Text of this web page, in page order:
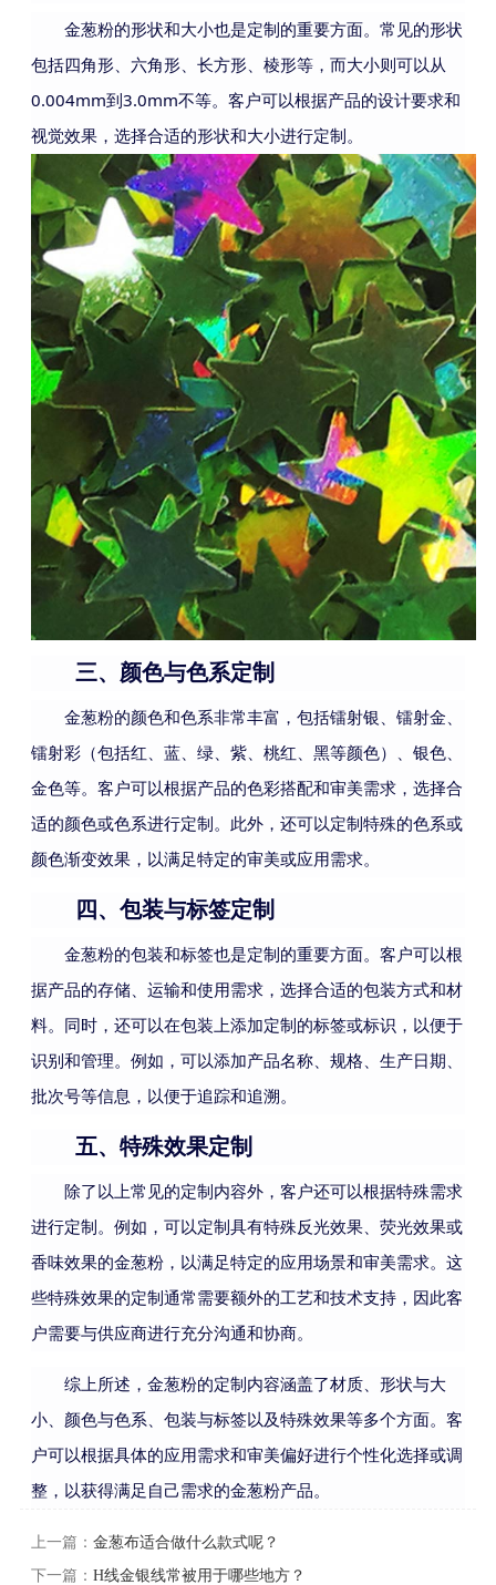
金葱粉的形状和大小也是定制的重要方面。常见的形状
包括四角形、六角形、长方形、棱形等，而大小则可以从
0.004mm到3.0mm不等。客户可以根据产品的设计要求和
视觉效果，选择合适的形状和大小进行定制。
三、颜色与色系定制
金葱粉的颜色和色系非常丰富，包括镭射银、镭射金、
镭射彩（包括红、蓝、绿、紫、桃红、黑等颜色）、银色、
金色等。客户可以根据产品的色彩搭配和审美需求，选择合
适的颜色或色系进行定制。此外，还可以定制特殊的色系或
颜色渐变效果，以满足特定的审美或应用需求。
四、包装与标签定制
金葱粉的包装和标签也是定制的重要方面。客户可以根
据产品的存储、运输和使用需求，选择合适的包装方式和材
料。同时，还可以在包装上添加定制的标签或标识，以便于
识别和管理。例如，可以添加产品名称、规格、生产日期、
批次号等信息，以便于追踪和追溯。
五、特殊效果定制
除了以上常见的定制内容外，客户还可以根据特殊需求
进行定制。例如，可以定制具有特殊反光效果、荧光效果或
香味效果的金葱粉，以满足特定的应用场景和审美需求。这
些特殊效果的定制通常需要额外的工艺和技术支持，因此客
户需要与供应商进行充分沟通和协商。
综上所述，金葱粉的定制内容涵盖了材质、形状与大
小、颜色与色系、包装与标签以及特殊效果等多个方面。客
户可以根据具体的应用需求和审美偏好进行个性化选择或调
整，以获得满足自己需求的金葱粉产品。
上一篇： 金葱布适合做什么款式呢？
下一篇： H线金银线常被用于哪些地方？